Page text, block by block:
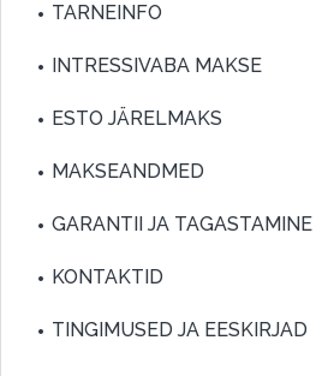
TARNEINFO
INTRESSIVABA MAKSE
ESTO JÄRELMAKS
MAKSEANDMED
GARANTII JA TAGASTAMINE
KONTAKTID
TINGIMUSED JA EESKIRJAD